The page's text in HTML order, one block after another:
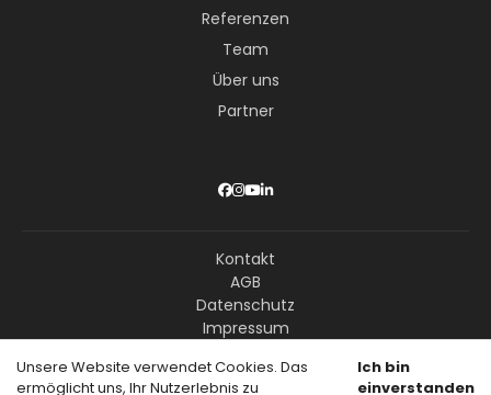
Referenzen
Team
Über uns
Partner
Kontakt
AGB
Datenschutz
Impressum
© Copyright Livision GmbH – Alle Rechte vorbehalten
Unsere Website verwendet Cookies. Das
ermöglicht uns, Ihr Nutzerlebnis zu
Ich bin
einverstanden